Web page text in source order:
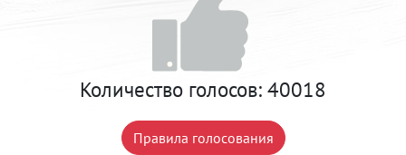
Количество голосов: 40018
Правила голосования